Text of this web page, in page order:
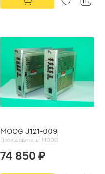
MOOG J121-009
Производитель: MOOG
74 850 ₽